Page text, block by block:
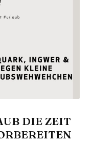
DIE ZEIT